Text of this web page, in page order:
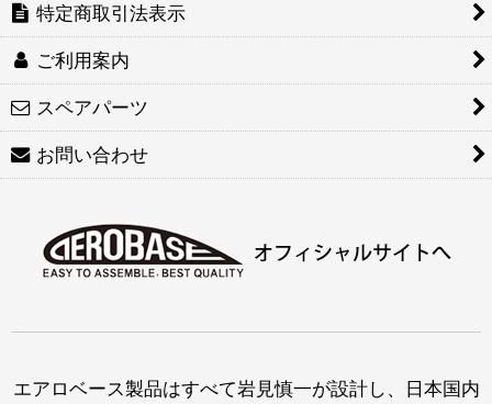
特定商取引法表示
ご利用案内
スペアパーツ
お問い合わせ
エアロベース製品はすべて岩見慎一が設計し、日本国内